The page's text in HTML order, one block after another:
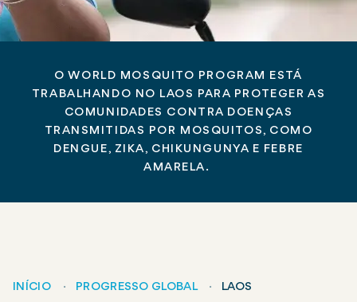
O WORLD MOSQUITO PROGRAM ESTÁ
TRABALHANDO NO LAOS PARA PROTEGER AS
COMUNIDADES CONTRA DOENÇAS
TRANSMITIDAS POR MOSQUITOS, COMO
DENGUE, ZIKA, CHIKUNGUNYA E FEBRE
AMARELA.
INÍCIO PROGRESSO GLOBAL LAOS